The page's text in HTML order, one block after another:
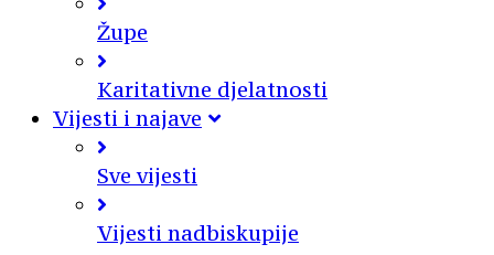
Župe
Karitativne djelatnosti
Vijesti i najave
Sve vijesti
Vijesti nadbiskupije